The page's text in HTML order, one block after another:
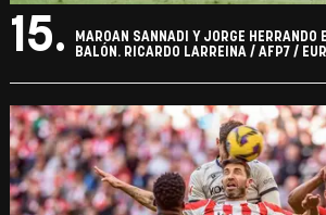
15.
MAROAN SANNADI Y JORGE HERRANDO
BALÓN. RICARDO LARREINA / AFP7 /